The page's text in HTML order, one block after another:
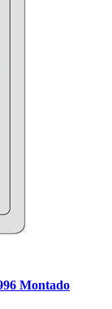
Montado